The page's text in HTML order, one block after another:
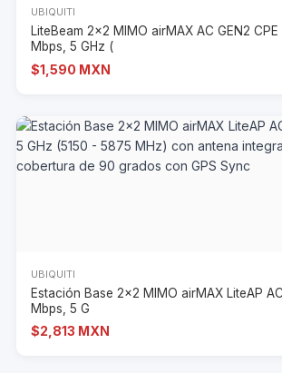
UBIQUITI
LiteBeam 2x2 MIMO airMAX AC GEN2
Mbps, 5 GHz (
$1,590 MXN
UBIQUITI
Estación Base 2x2 MIMO airMAX LiteAP
Mbps, 5 G
$2,813 MXN